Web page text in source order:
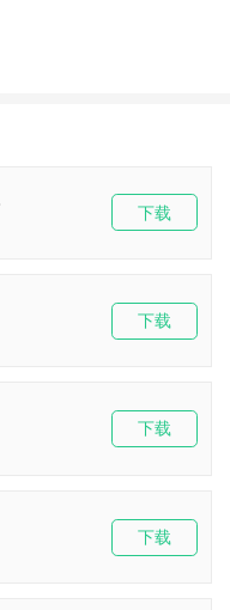
下载
下载
下载
下载